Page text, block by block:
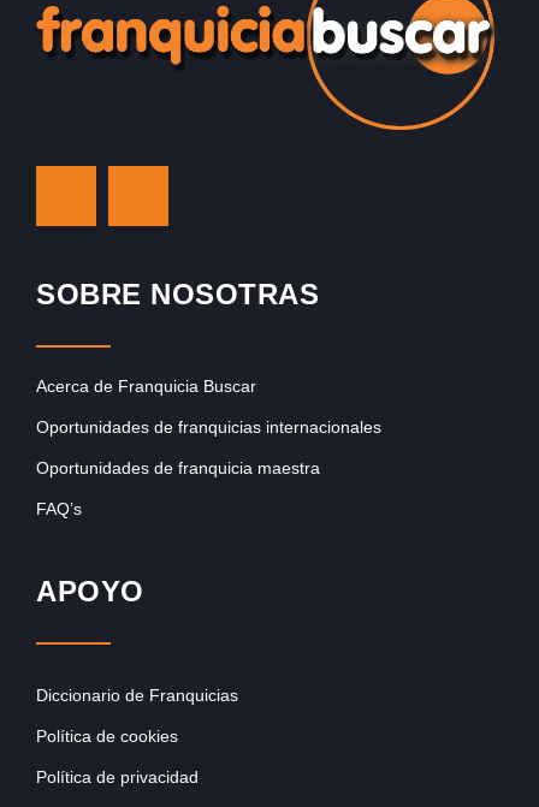
SOBRE NOSOTRAS
Acerca de Franquicia Buscar
Oportunidades de franquicias internacionales
Oportunidades de franquicia maestra
FAQ’s
APOYO
Diccionario de Franquicias
Política de cookies
Política de privacidad